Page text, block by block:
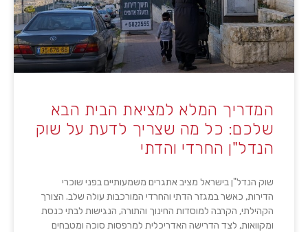
המדריך המלא למציאת הבית הבא
שלכם: כל מה שצריך לדעת על שוק
הנדל"ן החרדי והדתי
שוק הנדל"ן בישראל מציב אתגרים משמעותיים בפני שוכרי
הדירות, כאשר במגזר הדתי והחרדי המורכבות עולה שלב. הצורך
הקהילתי, הקרבה למוסדות החינוך והתורה, הנגישות לבתי כנסת
ומקוואות, לצד הדרישה האדריכלית למרפסות סוכה ומטבחים